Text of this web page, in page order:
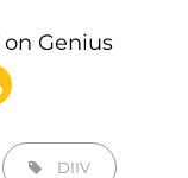
on Genius
タ
DIIV